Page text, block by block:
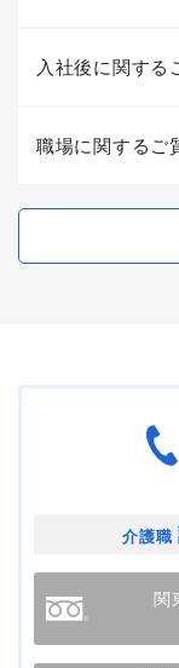
入社後に関する
職場に関するご
介護職
関